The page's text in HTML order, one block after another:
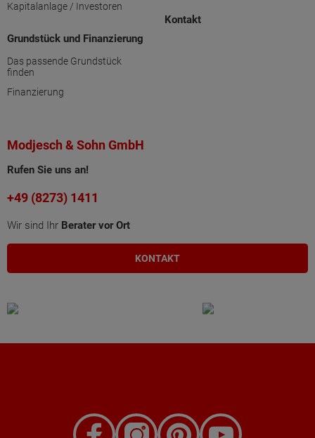
Kapitalanlage / Investoren
Grundstück und Finanzierung
Das passende Grundstück
finden
Finanzierung
Kontakt
Modjesch & Sohn GmbH
Rufen Sie uns an!
+49 (8273) 1411
Wir sind Ihr Berater vor Ort
KONTAKT